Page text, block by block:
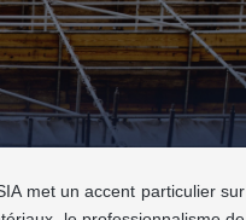
met un accent particulier sur